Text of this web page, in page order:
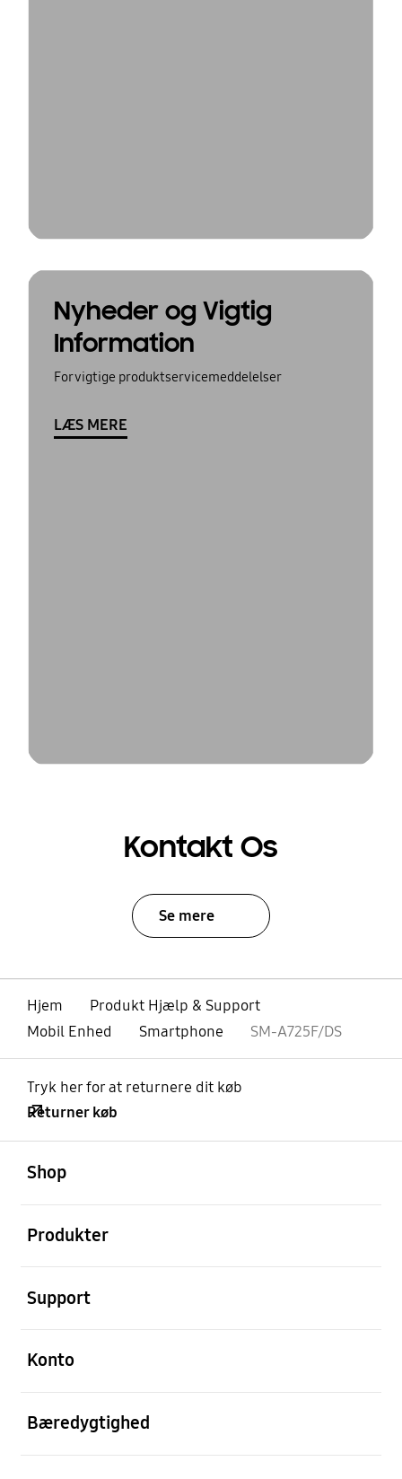
Nyheder og Vigtig
Information
For vigtige produktservicemeddelelser
LÆS MERE
Kontakt Os
Se mere
Hjem
Produkt Hjælp & Support
Mobil Enhed
Smartphone SM-A725F/DS
Tryk her for at returnere dit køb
Returner køb
Shop
Produkter
Support
Konto
Bæredygtighed